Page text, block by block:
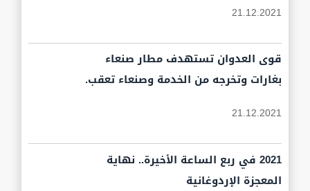
21.12.2021
قوى العدوان تستهدف مطار صنعاء
بغارات وتخرجه من الخدمة وصنعاء تعقب.
21.12.2021
2021 في ربع الساعة الأخيرة.. نهاية
المعجزة الإردوغانية